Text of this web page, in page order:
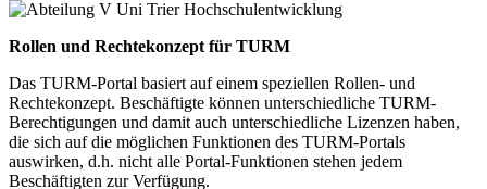
Rollen und Rechtekonzept für TURM
Das TURM-Portal basiert auf einem speziellen Rollen- und
Rechtekonzept. Beschäftigte können unterschiedliche TURM-
Berechtigungen und damit auch unterschiedliche Lizenzen haben,
die sich auf die möglichen Funktionen des TURM-Portals
auswirken, d.h. nicht alle Portal-Funktionen stehen jedem
Beschäftigten zur Verfügung.